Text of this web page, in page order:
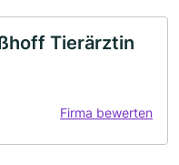
Tierärztin
Firma bewerten